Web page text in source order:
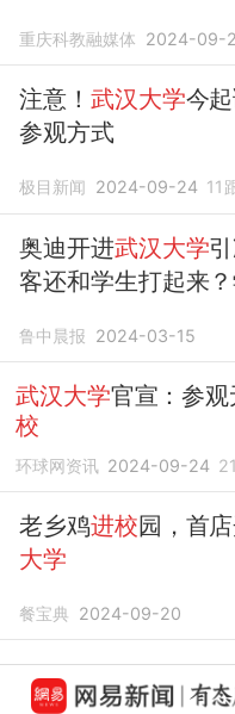
重庆科教融媒体 2024-09-
注意！武汉大学今
参观方式
极目新闻 2024-09-24 11
奥迪开进武汉大学
客还和学生打起来
鲁中晨报 2024-03-15
武汉大学官宣：参
校
环球网资讯 2024-09-24 21
老乡鸡进校园，首
大学
餐宝典 2024-09-20